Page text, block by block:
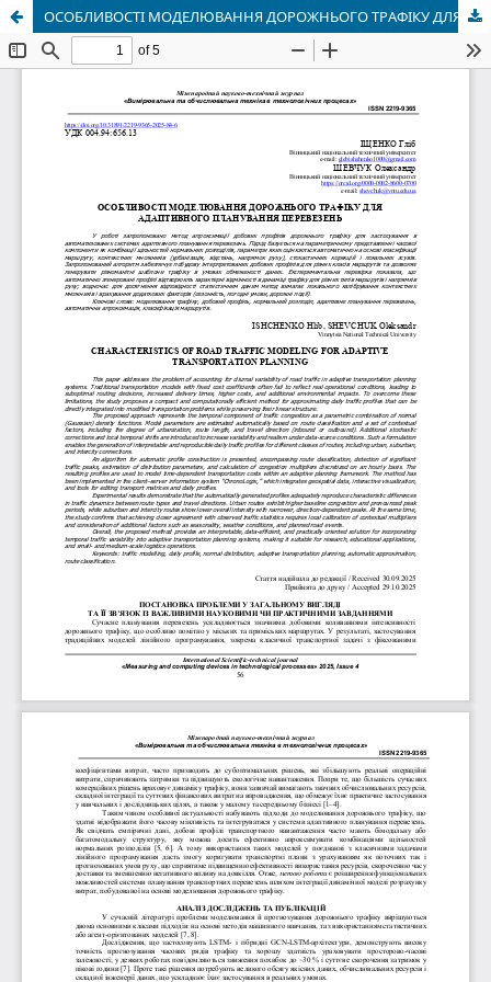
ОСОБЛИВОСТІ МОДЕЛЮВАННЯ ДОРОЖНЬОГО ТРАФІКУ ДЛЯ АДАПТИВНОГО ПЛАНУВАННЯ ПЕРЕВЕЗЕНЬ